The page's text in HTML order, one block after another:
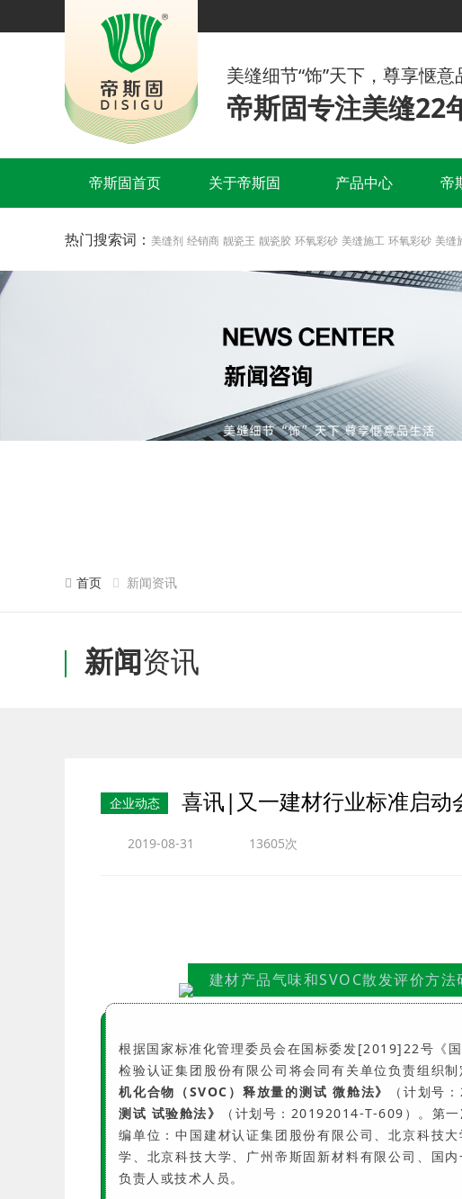
美缝细节“饰”天下，尊享惬意
帝斯固专注美缝22
帝斯固首页 关于帝斯固 产品中心 帝
热门搜索词： 美缝剂 经销商 靓瓷王 靓瓷胶 环氧彩砂 美缝施工 环氧彩砂 美缝
首页 新闻资讯
新闻资讯
企业动态 喜讯|又一建材行业标准启动
2019-08-31 13605次
建材产品气味和SVOC散发评价方
根据国家标准化管理委员会在国标委发[2019]22号《
检验认证集团股份有限公司将会同有关单位负责组织制
机化合物（SVOC）释放量的测试 微舱法》
（计划号
测试 试验舱法》
（计划号：20192014-T-609）。第
编单位：中国建材认证集团股份有限公司、北京科技
学、北京科技大学、广州帝斯固新材料有限公司、国
负责人或技术人员。